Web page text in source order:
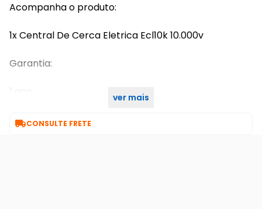
Acompanha o produto:
1x Central De Cerca Eletrica Ecl10k 10.000v
Garantia:
1 ano
ver mais
CONSULTE FRETE